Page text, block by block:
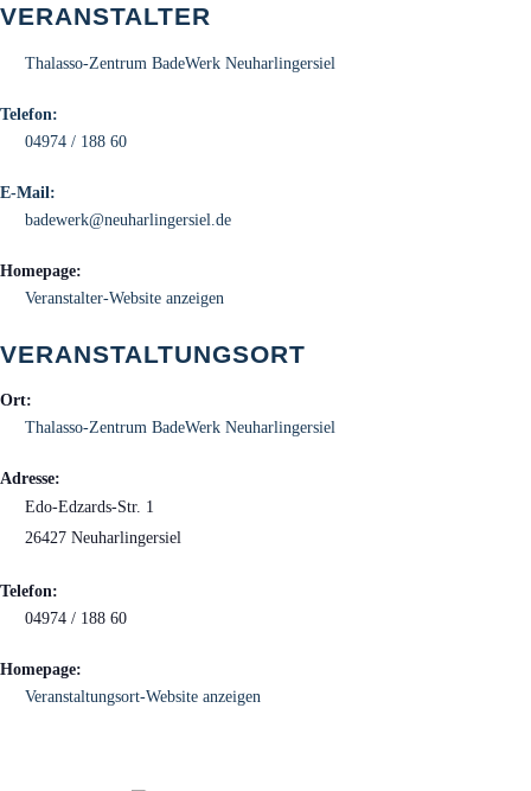
VERANSTALTER
Thalasso-Zentrum BadeWerk Neuharlingersiel
Telefon:
04974 / 188 60
E-Mail:
badewerk@neuharlingersiel.de
Homepage:
Veranstalter-Website anzeigen
VERANSTALTUNGSORT
Ort:
Thalasso-Zentrum BadeWerk Neuharlingersiel
Adresse:
Edo-Edzards-Str. 1
26427 Neuharlingersiel
Telefon:
04974 / 188 60
Homepage:
Veranstaltungsort-Website anzeigen